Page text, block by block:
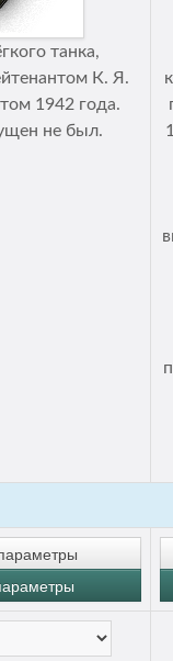
танка,
К. Я.
1942 года.
не был.